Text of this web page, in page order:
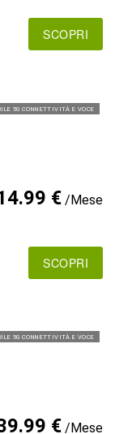
SCOPRI
5G CONNETTIVITÀ E VOCE
€/Mese
SCOPRI
5G CONNETTIVITÀ E VOCE
€/Mese